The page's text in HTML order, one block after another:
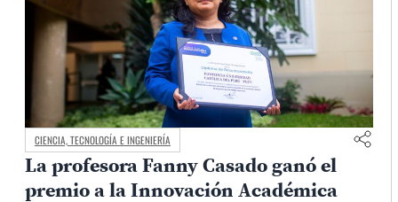
CIENCIA, TECNOLOGÍA E INGENIERÍA
La profesora Fanny Casado ganó el
premio a la Innovación Académica